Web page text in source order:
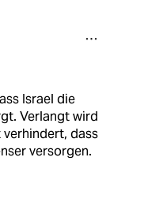
Israel die
Verlangt wird
verhindert, dass
versorgen.